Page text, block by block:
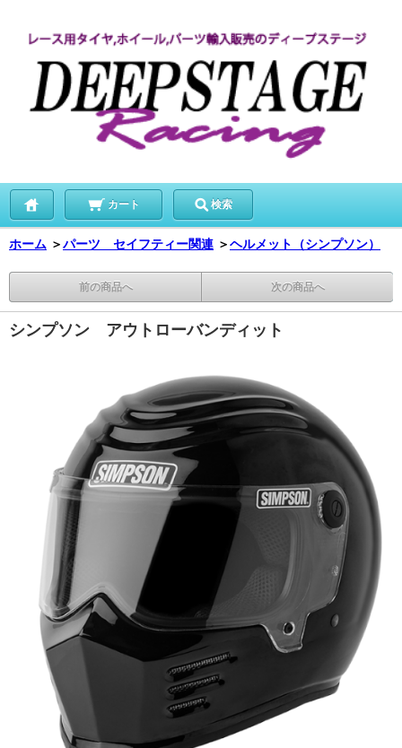
カート 検索
ホーム ＞パーツ セイフティー関連 ＞ヘルメット（シンプソン）
前の商品へ 次の商品へ
シンプソン アウトローバンディット